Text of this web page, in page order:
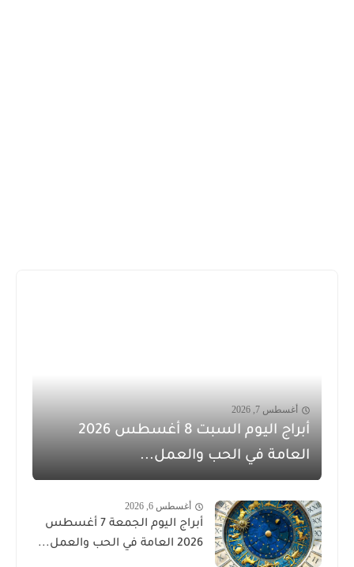
أغسطس 7, 2026
أبراج اليوم السبت 8 أغسطس 2026
العامة في الحب والعمل...
أغسطس 6, 2026
أبراج اليوم الجمعة 7 أغسطس
2026 العامة في الحب والعمل...